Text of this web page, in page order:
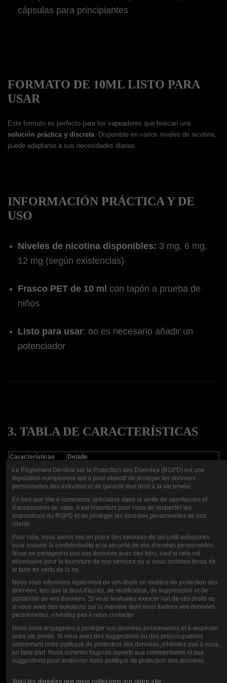
cápsulas para principiantes
FORMATO DE 10ML LISTO PARA
USAR
Este formato es perfecto para los vapeadores que buscan una
solución práctica y discreta. Disponible en varios niveles de nicotina,
puede adaptarse a sus necesidades diarias.
INFORMACIÓN PRÁCTICA Y DE
USO
Niveles de nicotina disponibles: 3 mg, 6 mg,
12 mg (según existencias)
Frasco PET de 10 ml con tapón a prueba de
niños
Listo para usar: no es necesario añadir un
potenciador
3. TABLA DE CARACTERÍSTICAS
Características
Detalle
Nombre
E-líquido Bloody Summer 10ml - Fruizee
Marca
Fruizee
Fabricante
Eliquid Francia
Sabores
Fruta roja, uva blanca, grosella negra, efecto fresco
Tipo
E-líquido listo para vapear
PG/VG
Contenido de
3 mg, 6 mg, 12 mg (según existencias)
Contenido
10ml
Compatibilidad
MTL cigarrillos electrónicos / vainas
Botella
PET, a prueba de niños
Libre de
sustancias
Sin diacetil, parabeno, ambrox, alcohol bencílico,
alérgenos
CALIFICACIÓN
Le Règlement Général sur la Protection des Données (RGPD) est une
législation européenne qui a pour objectif de protéger les données
personnelles des individus et de garantir leur droit à la vie privée.
En tant que site e-commerce spécialisé dans la vente de vapoteuses et
d'accessoires de vape, il est important pour nous de respecter les
dispositions du RGPD et de protéger les données personnelles de nos
clients.
Pour cela, nous avons mis en place des mesures de sécurité adéquates
pour assurer la confidentialité et la sécurité de vos données personnelles.
Nous ne partageons pas vos données avec des tiers, sauf si cela est
nécessaire pour la fourniture de nos services ou si nous sommes tenus de
le faire en vertu de la loi.
Nous vous informons également de vos droits en matière de protection des
données, tels que le droit d'accès, de rectification, de suppression et de
portabilité de vos données. Si vous souhaitez exercer l'un de ces droits ou
si vous avez des questions sur la manière dont nous traitons vos données
personnelles, n'hésitez pas à nous contacter.
Nous nous engageons à protéger vos données personnelles et à respecter
votre vie privée. Si vous avez des suggestions ou des préoccupations
concernant notre politique de protection des données, n'hésitez pas à nous
en faire part. Nous sommes toujours ouverts aux commentaires et aux
suggestions pour améliorer notre politique de protection des données.